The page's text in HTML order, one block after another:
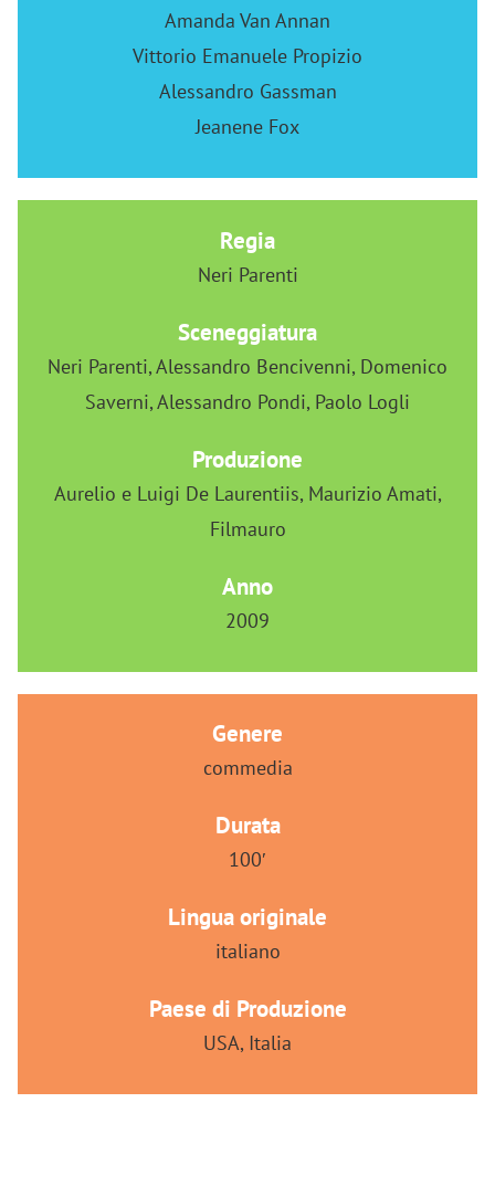
Amanda Van Annan
Vittorio Emanuele Propizio
Alessandro Gassman
Jeanene Fox
Regia
Neri Parenti
Sceneggiatura
Neri Parenti, Alessandro Bencivenni, Domenico
Saverni, Alessandro Pondi, Paolo Logli
Produzione
Aurelio e Luigi De Laurentiis, Maurizio Amati,
Filmauro
Anno
2009
Genere
commedia
Durata
100′
Lingua originale
italiano
Paese di Produzione
USA, Italia